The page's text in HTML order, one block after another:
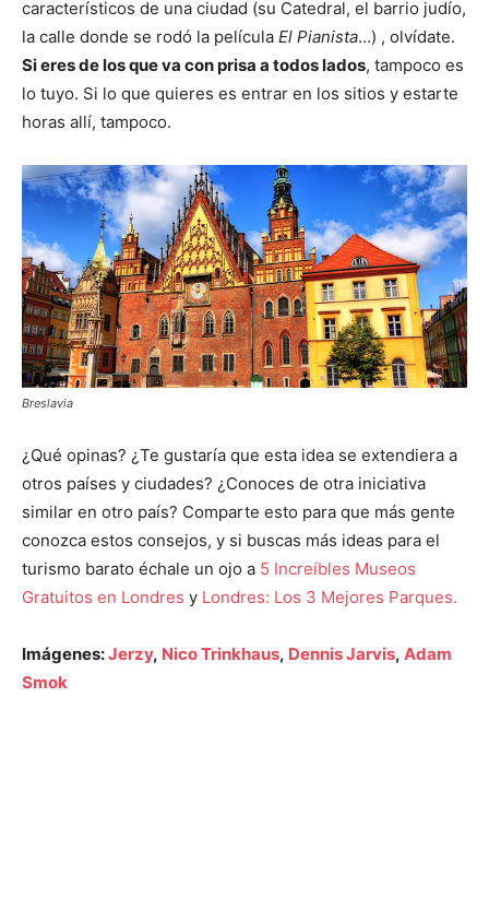
característicos de una ciudad (su Catedral, el barrio judío,
la calle donde se rodó la película El Pianista…) , olvídate.
Si eres de los que va con prisa a todos lados, tampoco es
lo tuyo. Si lo que quieres es entrar en los sitios y estarte
horas allí, tampoco.
Breslavia
¿Qué opinas? ¿Te gustaría que esta idea se extendiera a
otros países y ciudades? ¿Conoces de otra iniciativa
similar en otro país? Comparte esto para que más gente
conozca estos consejos, y si buscas más ideas para el
turismo barato échale un ojo a 5 Increíbles Museos
Gratuitos en Londres y Londres: Los 3 Mejores Parques.
Imágenes:Jerzy, Nico Trinkhaus, Dennis Jarvis, Adam
Smok